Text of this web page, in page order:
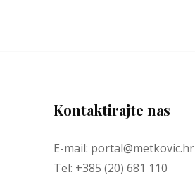
Kontaktirajte nas
E-mail: portal@metkovic.hr
Tel: +385 (20) 681 110